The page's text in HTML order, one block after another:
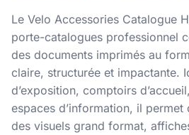
Le Velo Accessories Catalogue
porte-catalogues professionnel
des documents imprimés au
claire, structurée et impactante.
d’exposition, comptoirs
espaces d’information, il permet
des visuels grand format,